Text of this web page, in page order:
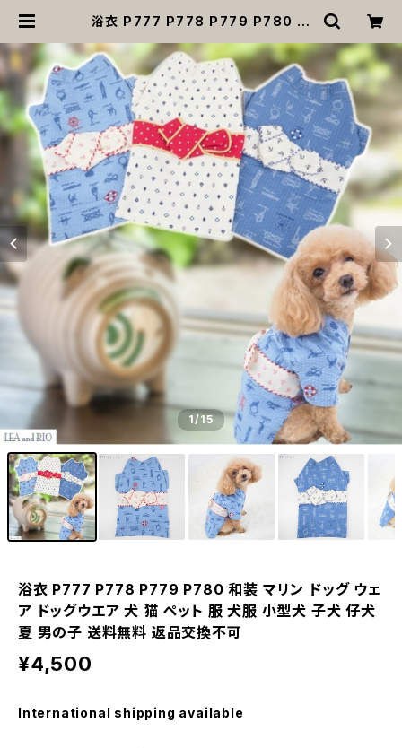
浴衣 P777 P778 P779 P780 和
犬 猫 ペット 服 犬服 小型犬 子犬 仔
犬 夏 男の子 送料無料 返品交換不可
| MOANA
1/15
浴衣 P777 P778 P779 P780 和装 マリン ドッグ ウェ
ア ドッグウエア 犬 猫 ペット 服 犬服 小型犬 子犬 仔犬
夏 男の子 送料無料 返品交換不可
¥4,500
International shipping available